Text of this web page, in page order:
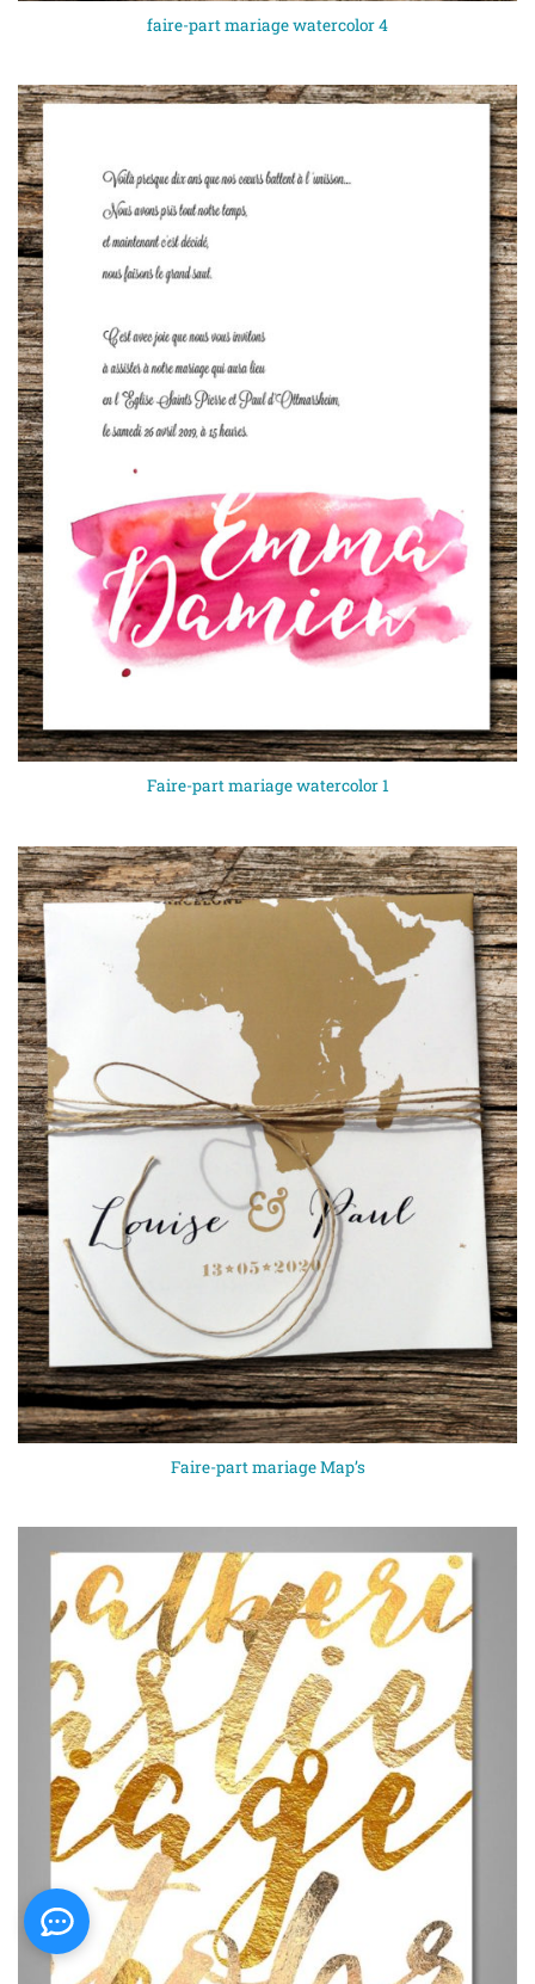
faire-part mariage watercolor 4
Faire-part mariage watercolor 1
Faire-part mariage Map’s